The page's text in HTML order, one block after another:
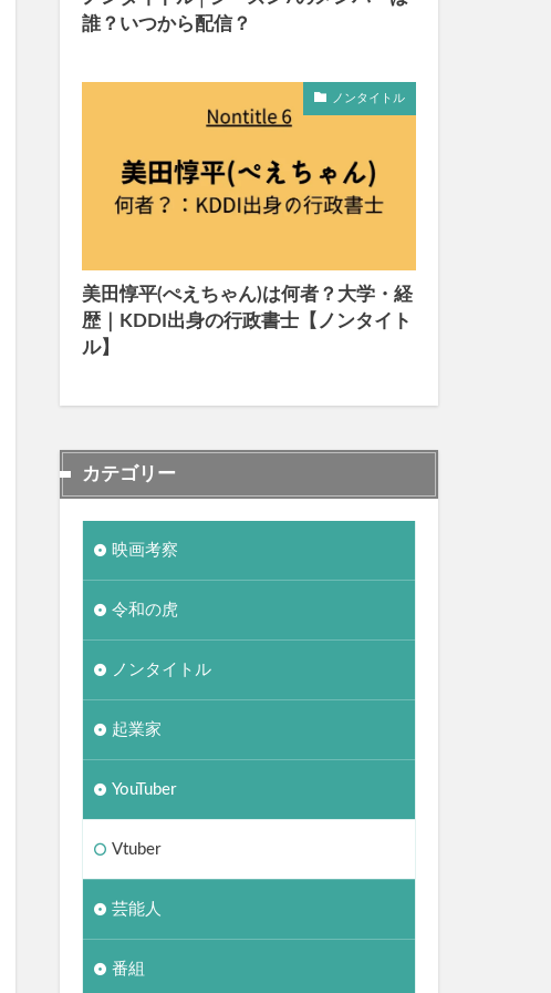
誰？いつから配信？
ノンタイトル
美田惇平(ぺえちゃん)は何者？大学・経
歴｜KDDI出身の行政書士【ノンタイト
ル】
カテゴリー
映画考察
令和の虎
ノンタイトル
起業家
YouTuber
Vtuber
芸能人
番組